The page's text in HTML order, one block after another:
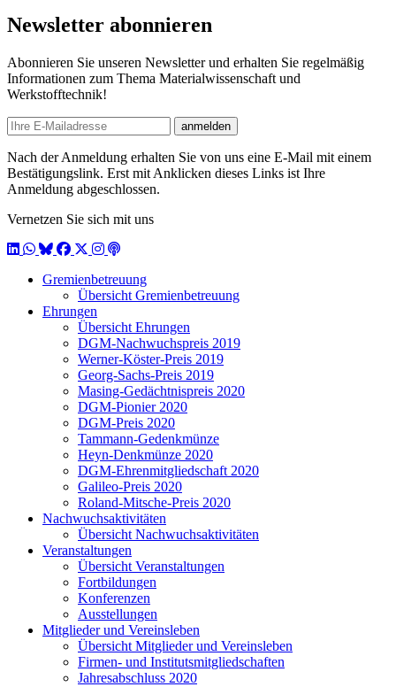
Newsletter abonnieren
Abonnieren Sie unseren Newsletter und erhalten Sie regelmäßig
Informationen zum Thema Materialwissenschaft und
Werkstofftechnik!
E-mail
anmelden
Nach der Anmeldung erhalten Sie von uns eine E-Mail mit einem
Bestätigungslink. Erst mit Anklicken dieses Links ist Ihre
Anmeldung abgeschlossen.
Vernetzen Sie sich mit uns
LinkedIn
WhatsApp
BlueSky
Facebook
X / Twitter
Instagram
Podcast
Gremienbetreuung
Übersicht Gremienbetreuung
Ehrungen
Übersicht Ehrungen
DGM-Nachwuchspreis 2019
Werner-Köster-Preis 2019
Georg-Sachs-Preis 2019
Masing-Gedächtnispreis 2020
DGM-Pionier 2020
DGM-Preis 2020
Tammann-Gedenkmünze
Heyn-Denkmünze 2020
DGM-Ehrenmitgliedschaft 2020
Galileo-Preis 2020
Roland-Mitsche-Preis 2020
Nachwuchsaktivitäten
Übersicht Nachwuchsaktivitäten
Veranstaltungen
Übersicht Veranstaltungen
Fortbildungen
Konferenzen
Ausstellungen
Mitglieder und Vereinsleben
Übersicht Mitglieder und Vereinsleben
Firmen- und Institutsmitgliedschaften
Jahresabschluss 2020